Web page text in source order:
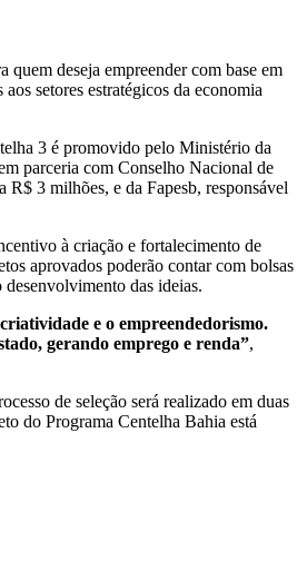
deseja empreender com base em
setores estratégicos da economia
3 é promovido pelo Ministério da
parceria com Conselho Nacional de
3 milhões, e da Fapesb, responsável
à criação e fortalecimento de
aprovados poderão contar com bolsas
das ideias.
e o empreendedorismo.
gerando emprego e renda”,
de seleção será realizado em duas
do Programa Centelha Bahia está